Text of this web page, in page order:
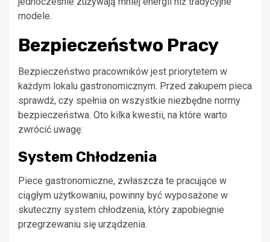
modele.
Bezpieczeństwo Pracy
Bezpieczeństwo pracowników jest priorytetem w
każdym lokalu gastronomicznym. Przed zakupem pieca
sprawdź, czy spełnia on wszystkie niezbędne normy
bezpieczeństwa. Oto kilka kwestii, na które warto
zwrócić uwagę:
System Chłodzenia
Piece gastronomiczne, zwłaszcza te pracujące w
ciągłym użytkowaniu, powinny być wyposażone w
skuteczny system chłodzenia, który zapobiegnie
przegrzewaniu się urządzenia.